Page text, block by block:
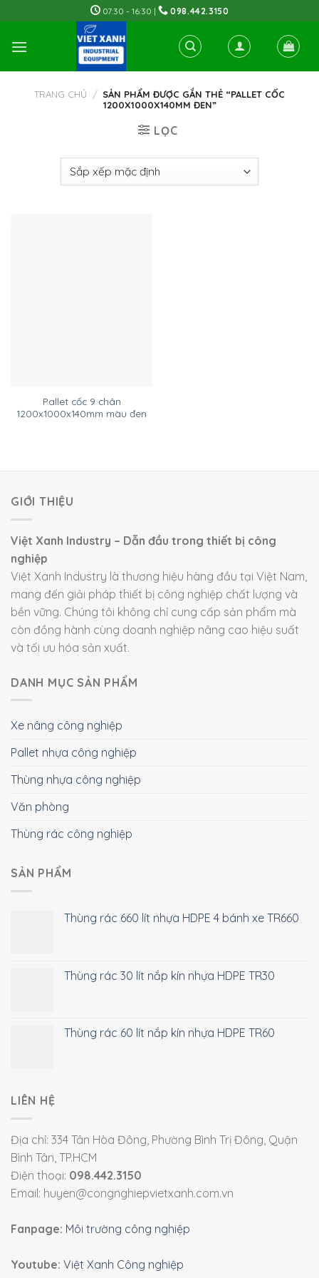
to
content
07:30 - 16:30 | 098.442.3150
TRANG CHỦ / SẢN PHẨM ĐƯỢC GẮN THẺ “PALLET CỐC
1200X1000X140MM ĐEN”
LỌC
Pallet cốc 9 chân
1200x1000x140mm màu đen
GIỚI THIỆU
Việt Xanh Industry – Dẫn đầu trong thiết bị công
nghiệp
Việt Xanh Industry là thương hiệu hàng đầu tại Việt Nam,
mang đến giải pháp thiết bị công nghiệp chất lượng và
bền vững. Chúng tôi không chỉ cung cấp sản phẩm mà
còn đồng hành cùng doanh nghiệp nâng cao hiệu suất
và tối ưu hóa sản xuất.
DANH MỤC SẢN PHẨM
Xe nâng công nghiệp
Pallet nhựa công nghiệp
Thùng nhựa công nghiệp
Văn phòng
Thùng rác công nghiệp
SẢN PHẨM
Thùng rác 660 lít nhựa HDPE 4 bánh xe TR660
Thùng rác 30 lít nắp kín nhựa HDPE TR30
Thùng rác 60 lít nắp kín nhựa HDPE TR60
LIÊN HỆ
Địa chỉ: 334 Tân Hòa Đông, Phường Bình Trị Đông, Quận
Bình Tân, TP.HCM
Điện thoại: 098.442.3150
Email: huyen@congnghiepvietxanh.com.vn
Fanpage: Môi trường công nghiệp
Youtube: Việt Xanh Công nghiệp